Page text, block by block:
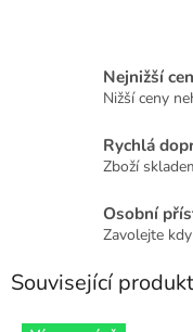
Nejnižší
Nižší ceny
Rychlá
Zboží
Osobní
Zavolejte
Související